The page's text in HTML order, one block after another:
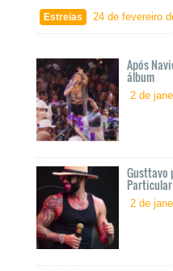
24 de fevereiro
Após
álbum
2 de
Gusttavo
2 de